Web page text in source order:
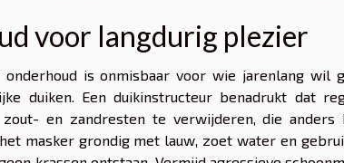
voor langdurig plezier
onderhoud is onmisbaar voor wie jarenlang wil
duiken. Een duikinstructeur benadrukt dat
en zandresten te verwijderen, die anders
masker grondig met lauw, zoet water en